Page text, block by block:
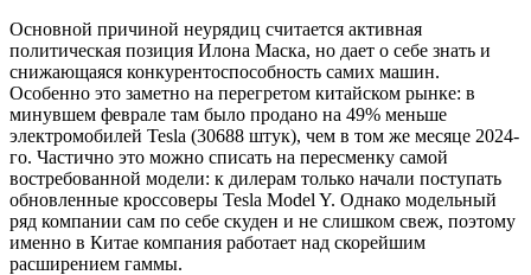
Основной причиной неурядиц считается активная
политическая позиция Илона Маска, но дает о себе знать и
снижающаяся конкурентоспособность самих машин.
Особенно это заметно на перегретом китайском рынке: в
минувшем феврале там было продано на 49% меньше
электромобилей Tesla (30688 штук), чем в том же месяце 2024-
го. Частично это можно списать на пересменку самой
востребованной модели: к дилерам только начали поступать
обновленные кроссоверы Tesla Model Y. Однако модельный
ряд компании сам по себе скуден и не слишком свеж, поэтому
именно в Китае компания работает над скорейшим
расширением гаммы.